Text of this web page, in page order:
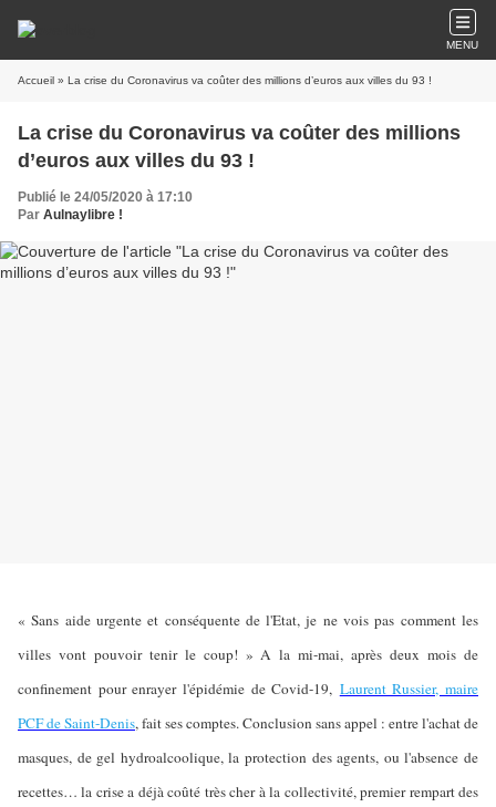
MENU
Accueil » La crise du Coronavirus va coûter des millions d’euros aux villes du 93 !
La crise du Coronavirus va coûter des millions
d’euros aux villes du 93 !
Publié le 24/05/2020 à 17:10
Par Aulnaylibre !
« Sans aide urgente et conséquente de l'Etat, je ne vois pas comment les
villes vont pouvoir tenir le coup! » A la mi-mai, après deux mois de
confinement pour enrayer l'épidémie de Covid-19, Laurent Russier, maire
PCF de Saint-Denis, fait ses comptes. Conclusion sans appel : entre l'achat de
masques, de gel hydroalcoolique, la protection des agents, ou l'absence de
recettes… la crise a déjà coûté très cher à la collectivité, premier rempart des